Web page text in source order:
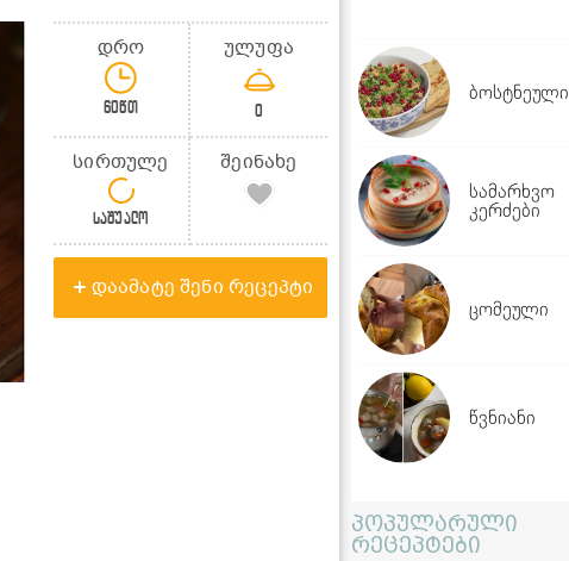
დრო
60წთ
ულუფა
0
სირთულე
საშუალო
შეინახე
დაამატე შენი რეცეპტი
ბოსტნეული
სამარხვო
კერძები
ცომეული
წვნიანი
პოპულარული
რეცეპტები